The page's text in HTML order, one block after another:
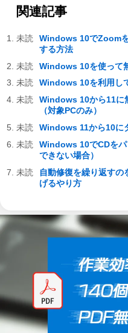
関連記事
Windows 10でZoom
する方法
Windows 10を使って
Windows 10を利用し
Windows 10から11に
（対象PCのみ）
Windows 11から10に
Windows 10でCDをパ
できない場合）
自動修復を繰り返す
げるやり方